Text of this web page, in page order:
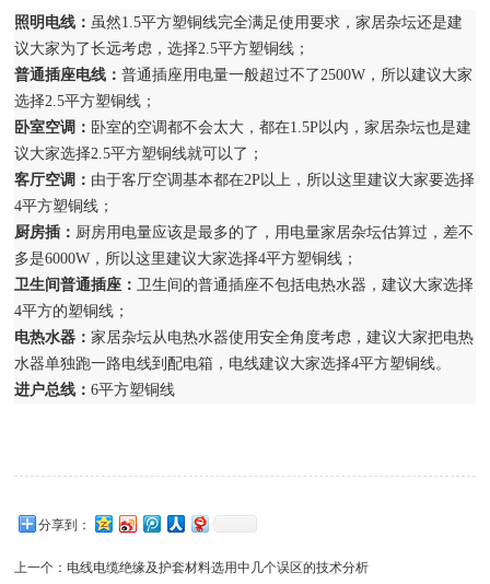
照明电线： 虽然1.5平方塑铜线完全满足使用要求，家居杂坛还是建
议大家为了长远考虑，选择2.5平方塑铜线；
普通插座电线：普通插座用电量一般超过不了2500W，所以建议大家
选择2.5平方塑铜线；
卧室空调： 卧室的空调都不会太大，都在1.5P以内，家居杂坛也是建
议大家选择2.5平方塑铜线就可以了；
客厅空调： 由于客厅空调基本都在2P以上，所以这里建议大家要选择
4平方塑铜线；
厨房插： 厨房用电量应该是最多的了，用电量家居杂坛估算过，差不
多是6000W，所以这里建议大家选择4平方塑铜线；
卫生间普通插座： 卫生间的普通插座不包括电热水器，建议大家选择
4平方的塑铜线；
电热水器：家居杂坛从电热水器使用安全角度考虑，建议大家把电热
水器单独跑一路电线到配电箱，电线建议大家选择4平方塑铜线。
进户总线：6平方塑铜线
分享到：
上一个： 电线电缆绝缘及护套材料选用中几个误区的技术分析